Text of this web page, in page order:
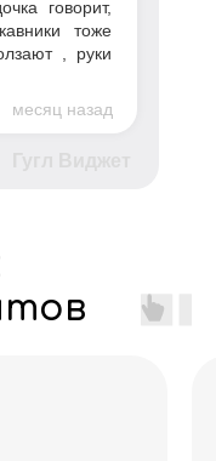
говорит,
тоже
, руки
месяц назад